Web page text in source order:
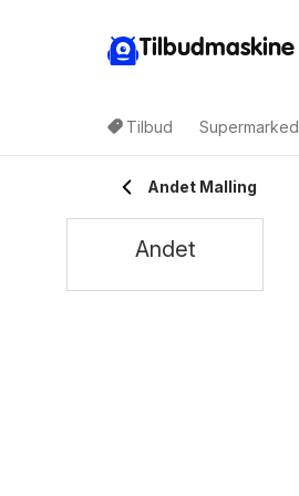
Tilbudmaskine
Tilbud Supermarked
Andet Malling
Andet